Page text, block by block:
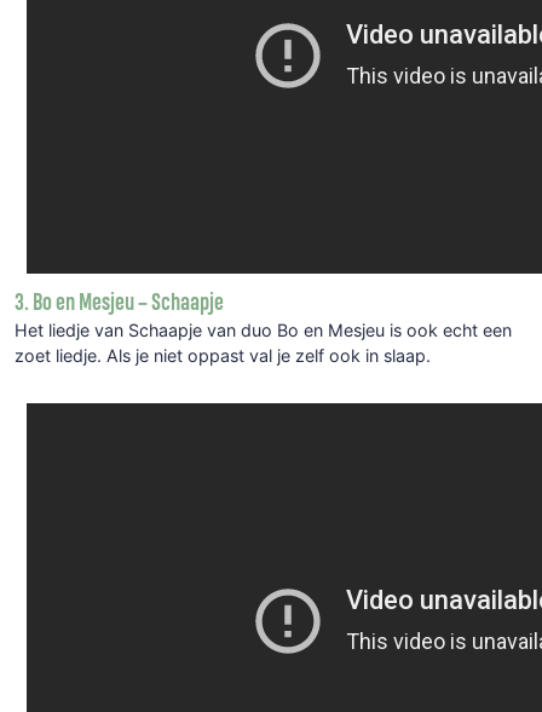
3. Bo en Mesjeu – Schaapje
Het liedje van Schaapje van duo Bo en Mesjeu is ook echt een
zoet liedje. Als je niet oppast val je zelf ook in slaap.